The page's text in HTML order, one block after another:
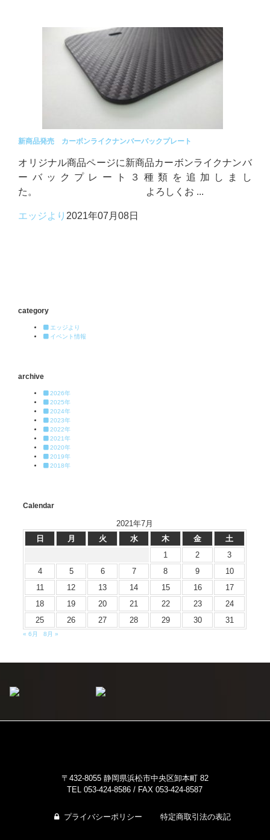
新商品発売 カーボンライクナンバーバックプレート
オリジナル商品ページに新商品カーボンライクナンバ
ーバックプレート３種類を追加しまし
た。 よろしくお ...
エッジより2021年07月08日
category
エッジより
イベント情報
archive
2026年
2025年
2024年
2023年
2022年
2021年
2020年
2019年
2018年
Calendar
2021年7月
日
月 火 水 木 金
土
1
2
3
4
5 6 7 8 9
10
11
12 13 14 15 16
17
18
19 20 21 22 23
24
25
26 27 28 29 30 31
« 6月 8月 »
〒432-8055 静岡県浜松市中央区卸本町 82
TEL 053-424-8586 / FAX 053-424-8587
プライバシーポリシー 特定商取引法の表記